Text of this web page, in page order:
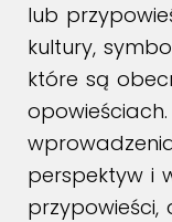
lub
kultury,
które są
perspektyw i
przypowieści,